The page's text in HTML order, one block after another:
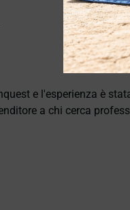
e l'esperienza è
a chi cerca